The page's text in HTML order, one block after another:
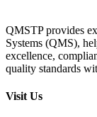
QMSTP provides
Systems (QMS),
excellence,
quality standards
Visit Us